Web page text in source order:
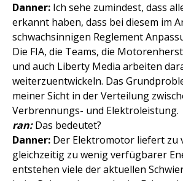
Danner: Ich sehe zumindest, dass
erkannt haben, dass bei diesem im
schwachsinnigen Reglement
Die FIA, die Teams, die
und auch Liberty Media arbeiten
weiterzuentwickeln. Das
meiner Sicht in der Verteilung
Verbrennungs- und Elektroleistung.
ran:Das bedeutet?
Danner: Der Elektromotor liefert zu
gleichzeitig zu wenig verfügbarer
entstehen viele der aktuellen